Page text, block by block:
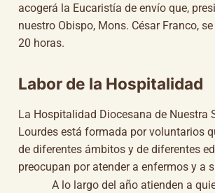
acogerá la Eucaristía de envío que,
nuestro Obispo, Mons. César Franco,
20 horas.
Labor de la Hospitalidad
La Hospitalidad Diocesana de Nuestra
Lourdes está formada por voluntarios
de diferentes ámbitos y de diferentes
preocupan por atender a enfermos y a
A lo largo del año atienden a